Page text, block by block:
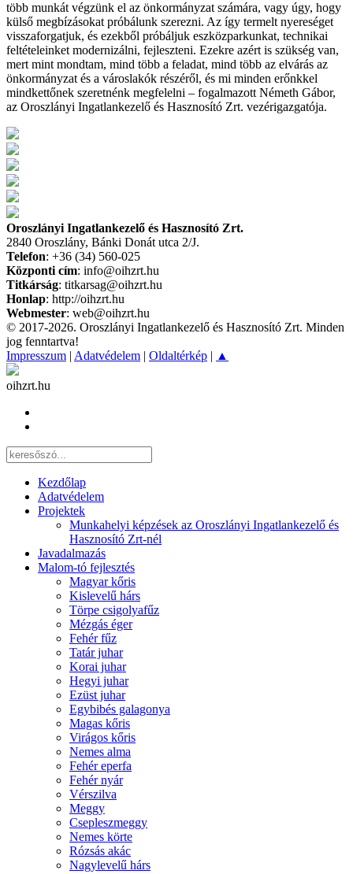
több munkát végzünk el az önkormányzat számára, vagy úgy, hogy
külső megbízásokat próbálunk szerezni. Az így termelt nyereséget
visszaforgatjuk, és ezekből próbáljuk eszközparkunkat, technikai
feltételeinket modernizálni, fejleszteni. Ezekre azért is szükség van,
mert mint mondtam, mind több a feladat, mind több az elvárás az
önkormányzat és a városlakók részéről, és mi minden erőnkkel
mindkettőnek szeretnénk megfelelni – fogalmazott Németh Gábor,
az Oroszlányi Ingatlankezelő és Hasznosító Zrt. vezérigazgatója.
Oroszlányi Ingatlankezelő és Hasznosító Zrt.
2840 Oroszlány, Bánki Donát utca 2/J.
Telefon: +36 (34) 560-025
Központi cím: info@oihzrt.hu
Titkárság: titkarsag@oihzrt.hu
Honlap: http://oihzrt.hu
Webmester: web@oihzrt.hu
© 2017-2026. Oroszlányi Ingatlankezelő és Hasznosító Zrt. Minden
jog fenntartva!
Impresszum | Adatvédelem | Oldaltérkép | ▲
oihzrt.hu
Kezdőlap
Adatvédelem
Projektek
Munkahelyi képzések az Oroszlányi Ingatlankezelő és
Hasznosító Zrt-nél
Javadalmazás
Malom-tó fejlesztés
Magyar kőris
Kislevelű hárs
Törpe csigolyafűz
Mézgás éger
Fehér fűz
Tatár juhar
Korai juhar
Hegyi juhar
Ezüst juhar
Egybibés galagonya
Magas kőris
Virágos kőris
Nemes alma
Fehér eperfa
Fehér nyár
Vérszilva
Meggy
Csepleszmeggy
Nemes körte
Rózsás akác
Nagylevelű hárs